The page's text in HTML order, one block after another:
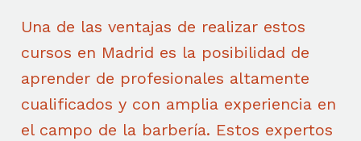
Una de las ventajas de realizar estos
cursos en Madrid es la posibilidad de
aprender de profesionales altamente
cualificados y con amplia experiencia en
el campo de la barbería. Estos expertos